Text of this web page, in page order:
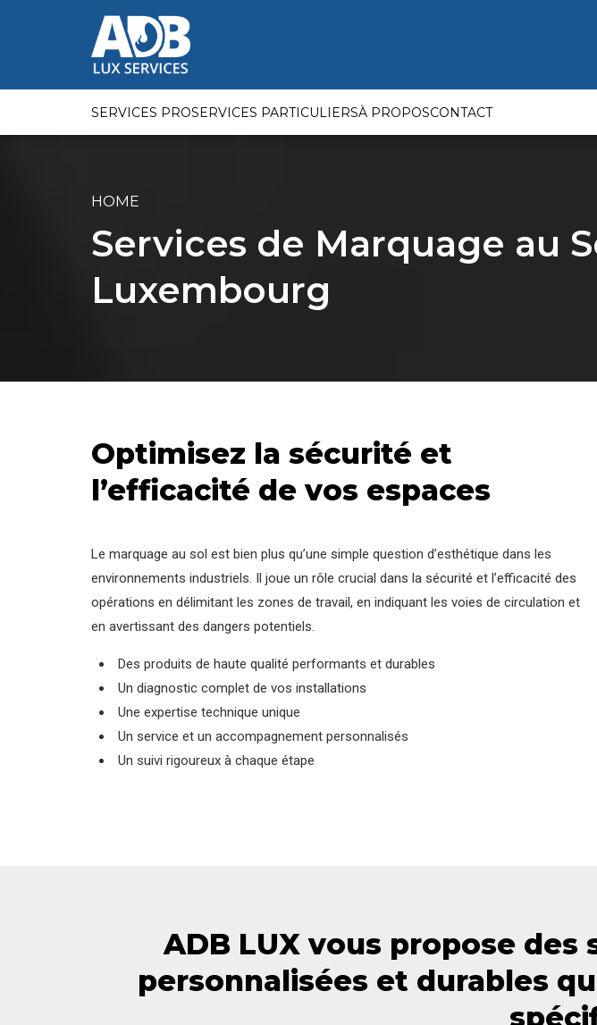
SERVICES PROSERVICES PARTICULIERSÀ PROPOSCONTACT
HOME
Services de Marquage au
Luxembourg
Optimisez la sécurité et
l’efficacité de vos espaces
Le marquage au sol est bien plus qu’une simple question d’esthétique dans les
environnements industriels. Il joue un rôle crucial dans la sécurité et l’efficacité des
opérations en délimitant les zones de travail, en indiquant les voies de circulation et
en avertissant des dangers potentiels.
Des produits de haute qualité performants et durables
Un diagnostic complet de vos installations
Une expertise technique unique
Un service et un accompagnement personnalisés
Un suivi rigoureux à chaque étape
ADB LUX vous propose
personnalisées et durables